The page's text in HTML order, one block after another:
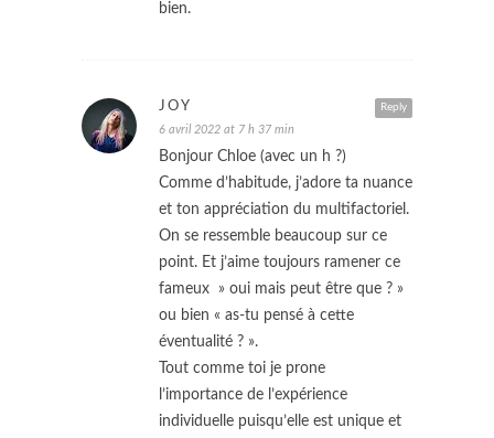
bien.
Reply
JOY
6 avril 2022 at 7 h 37 min
Bonjour Chloe (avec un h ?)
Comme d’habitude, j’adore ta nuance
et ton appréciation du multifactoriel.
On se ressemble beaucoup sur ce
point. Et j’aime toujours ramener ce
fameux » oui mais peut être que ? »
ou bien « as-tu pensé à cette
éventualité ? ».
Tout comme toi je prone
l’importance de l’expérience
individuelle puisqu’elle est unique et